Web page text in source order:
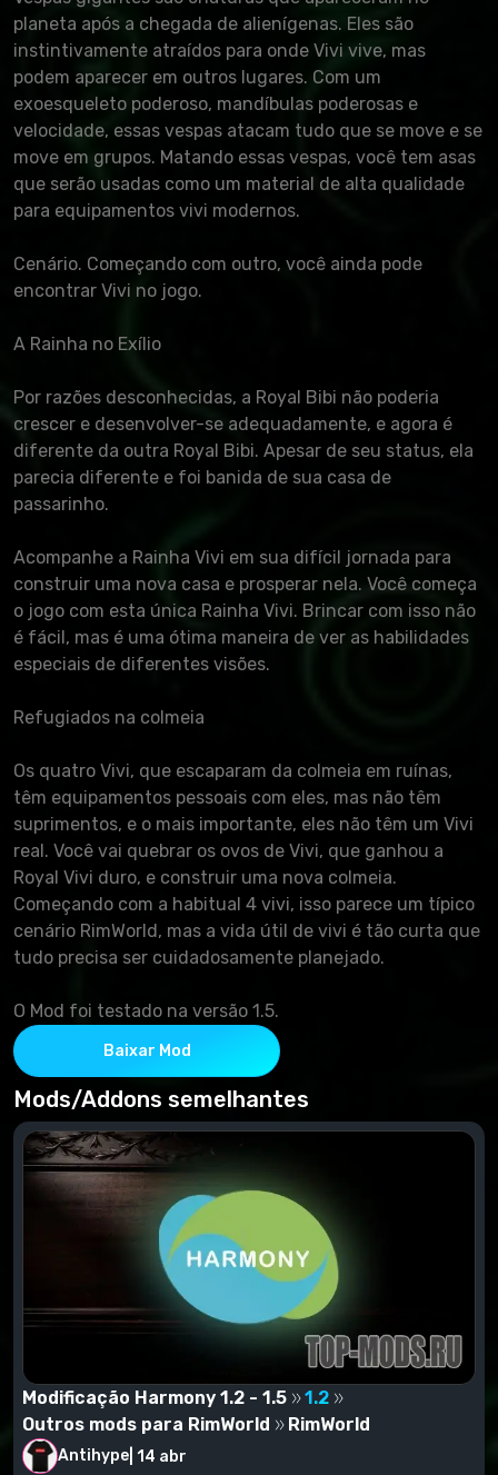
planeta após a chegada de alienígenas. Eles são
instintivamente atraídos para onde Vivi vive, mas
podem aparecer em outros lugares. Com um
exoesqueleto poderoso, mandíbulas poderosas e
velocidade, essas vespas atacam tudo que se move e se
move em grupos. Matando essas vespas, você tem asas
que serão usadas como um material de alta qualidade
para equipamentos vivi modernos.
Cenário. Começando com outro, você ainda pode
encontrar Vivi no jogo.
A Rainha no Exílio
Por razões desconhecidas, a Royal Bibi não poderia
crescer e desenvolver-se adequadamente, e agora é
diferente da outra Royal Bibi. Apesar de seu status, ela
parecia diferente e foi banida de sua casa de
passarinho.
Acompanhe a Rainha Vivi em sua difícil jornada para
construir uma nova casa e prosperar nela. Você começa
o jogo com esta única Rainha Vivi. Brincar com isso não
é fácil, mas é uma ótima maneira de ver as habilidades
especiais de diferentes visões.
Refugiados na colmeia
Os quatro Vivi, que escaparam da colmeia em ruínas,
têm equipamentos pessoais com eles, mas não têm
suprimentos, e o mais importante, eles não têm um Vivi
real. Você vai quebrar os ovos de Vivi, que ganhou a
Royal Vivi duro, e construir uma nova colmeia.
Começando com a habitual 4 vivi, isso parece um típico
cenário RimWorld, mas a vida útil de vivi é tão curta que
tudo precisa ser cuidadosamente planejado.
O Mod foi testado na versão 1.5.
Baixar Mod
Mods/Addons semelhantes
Modificação Harmony 1.2 - 1.5
1.2
Outros mods para RimWorld
RimWorld
Antihype 14 abr